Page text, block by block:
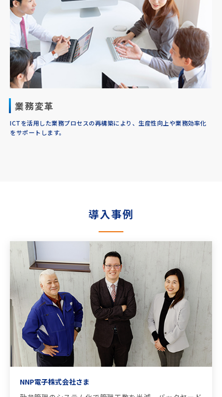
業務変革
ICTを活用した業務プロセスの再構築により、生産性向上や業務効率化
をサポートします。
導入事例
NNP電子株式会社さま